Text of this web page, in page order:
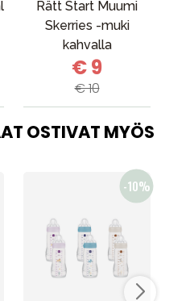
Rätt Start Muumi
Skerries -muki
kahvalla
€ 9
€ 10
OSTIVAT MYÖS